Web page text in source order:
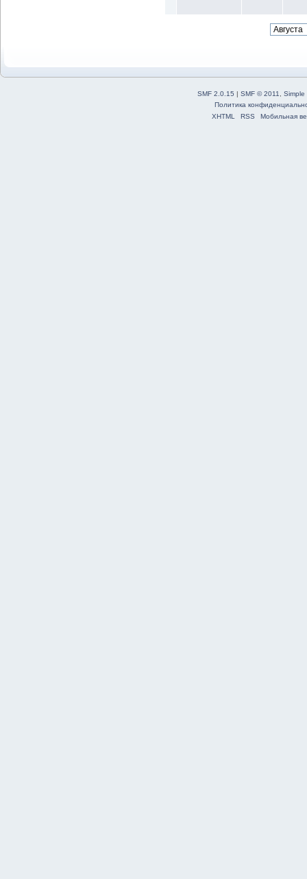
SMF 2.0.15 | SMF © 2011, Simple
Политика
XHTML
RSS Мобильная